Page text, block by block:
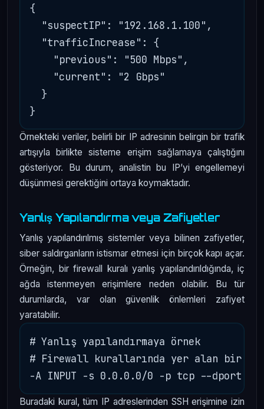
{
  "suspectIP": "192.168.1.100",
  "trafficIncrease": {
    "previous": "500 Mbps",
    "current": "2 Gbps"
  }
Örnekteki veriler, belirli bir IP adresinin belirgin bir trafik
artışıyla birlikte sisteme erişim sağlamaya çalıştığını
gösteriyor. Bu durum, analistin bu IP’yi engellemeyi
düşünmesi gerektiğini ortaya koymaktadır.
Yanlış Yapılandırma veya Zafiyetler
Yanlış yapılandırılmış sistemler veya bilinen zafiyetler,
siber saldırganların istismar etmesi için birçok kapı açar.
Örneğin, bir firewall kuralı yanlış yapılandırıldığında, iç
ağda istenmeyen erişimlere neden olabilir. Bu tür
durumlarda, var olan güvenlik önlemleri zafiyet
yaratabilir.
# Yanlış yapılandırmaya örnek
# Firewall kurallarında yer alan bir
Buradaki kural, tüm IP adreslerinden SSH erişimine izin